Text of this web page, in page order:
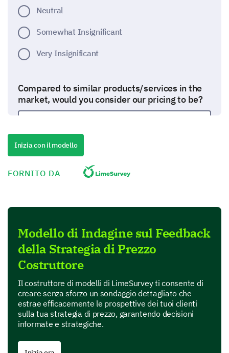
Neutral
Somewhat Insignificant
Very Insignificant
Compared to similar products/services in the
market, would you consider our pricing to be?
Evaluating Value for Money
On a scale of 1-10, how would you rate the
Product
Service
Could you please explain your rating in the
previous question?
Inizia con il modello
FORNITO DA
Modello di Indagine sul Feedback
della Strategia di Prezzo
Costruttore
Il costruttore di modelli di LimeSurvey ti consente di
creare senza sforzo un sondaggio dettagliato che
estrae efficacemente le prospettive dei tuoi clienti
sulla tua strategia di prezzo, garantendo decisioni
informate e strategiche.